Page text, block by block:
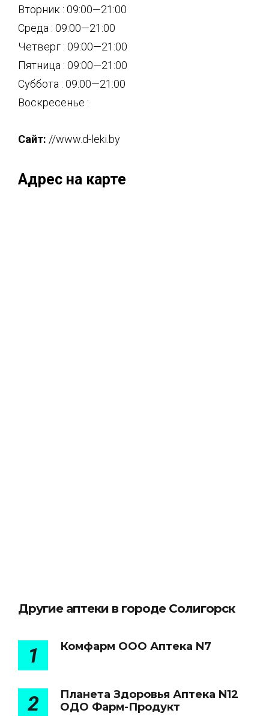
Вторник : 09:00—21:00
Среда : 09:00—21:00
Четверг : 09:00—21:00
Пятница : 09:00—21:00
Суббота : 09:00—21:00
Воскресенье :
Сайт: //www.d-leki.by
Адрес на карте
Другие аптеки в городе Солигорск
1 Комфарм ООО Аптека N7
2
Планета Здоровья Аптека N12
ОДО Фарм-Продукт